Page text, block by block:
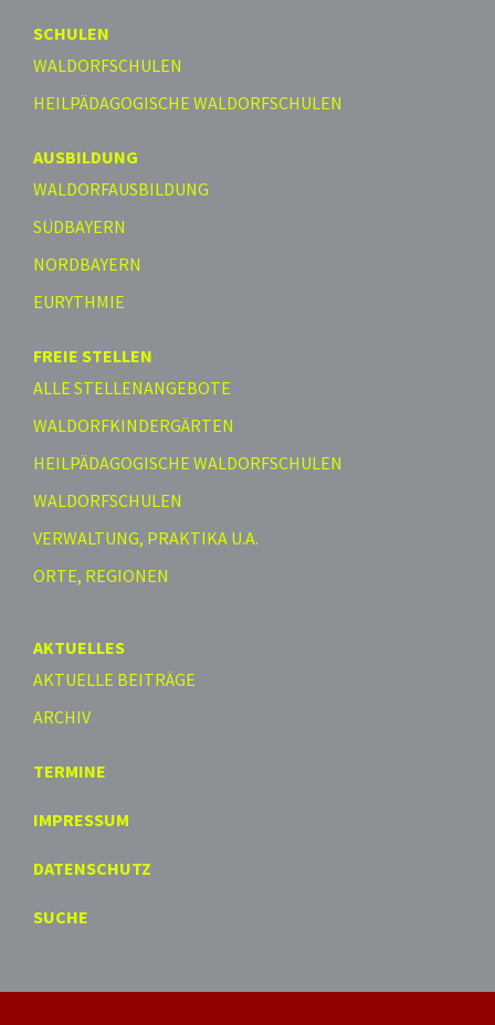
SCHULEN
WALDORFSCHULEN
HEILPÄDAGOGISCHE WALDORFSCHULEN
AUSBILDUNG
WALDORFAUSBILDUNG
SÜDBAYERN
NORDBAYERN
EURYTHMIE
FREIE STELLEN
ALLE STELLENANGEBOTE
WALDORFKINDERGÄRTEN
HEILPÄDAGOGISCHE WALDORFSCHULEN
WALDORFSCHULEN
VERWALTUNG, PRAKTIKA U.A.
ORTE, REGIONEN
AKTUELLES
AKTUELLE BEITRÄGE
ARCHIV
TERMINE
IMPRESSUM
DATENSCHUTZ
SUCHE